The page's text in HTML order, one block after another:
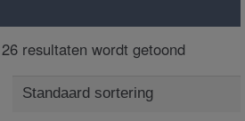
resultaten wordt getoond